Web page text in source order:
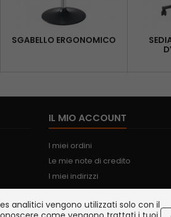
SGABELLO ERGONOMICO
IL MIO ACCOUNT
I miei ordini
Le mie note di credito
I miei indirizzi
Le mie informazioni personali
I miei buoni
analitici vengono utilizzati solo con il